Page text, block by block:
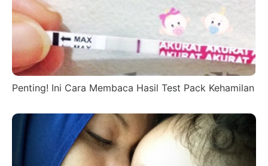
Penting! Ini Cara Membaca Hasil Test Pack Kehamilan